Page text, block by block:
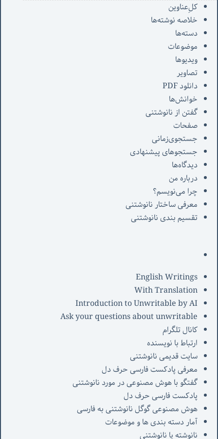
کل‌ِعناوین
خلاصه نوشته‌ها
دسته‌ها
موضوعات
ویدیوها
تصاویر
دانلود PDF
خوانش‌ها
گفتن از نانوشتنی
صفحات
جستجوی‌زمانی
جستجوهای پیشنهادی
دیدگاه‌ها
درباره من
چرا می‌نویسم؟
معرفی‌ ساختار نانوشتنی
تقسیم بندی نانوشتنی
English Writings
With Translation
Introduction to Unwritable by AI
Ask your questions about unwritable
کانال تلگرام
ارتباط با نویسنده
سایت قدیمی نانوشتنی
معرفی پادکست فارسی حرف دل
گفتگو با هوش مصنوعی در مورد نانوشتنی
پادکست فارسی حرف دل
هوش مصنوعی گوگل نانوشتنی به فارسی
آمار دسته بندی ها و موضوعات
نانوشته یا نانوشتنی